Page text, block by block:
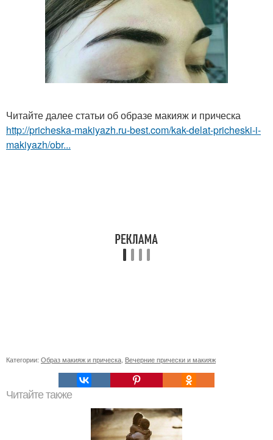
Читайте далее статьи об образе макияж и прическа
http://pricheska-makiyazh.ru-best.com/kak-delat-pricheski-i-
makiyazh/obr...
Категории: Образ макияж и прическа Вечерние прически и макияж
Читайте также